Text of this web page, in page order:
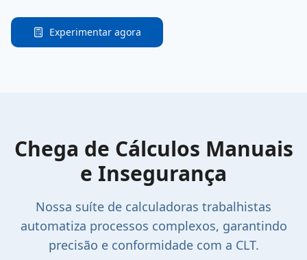
Experimentar agora
Teste
encontre o
melhor arranjo
para sua
equipe, sem
compromisso.
Chega de Cálculos Manuais
e Insegurança
Nossa suíte de calculadoras trabalhistas
automatiza processos complexos, garantindo
precisão e conformidade com a CLT.